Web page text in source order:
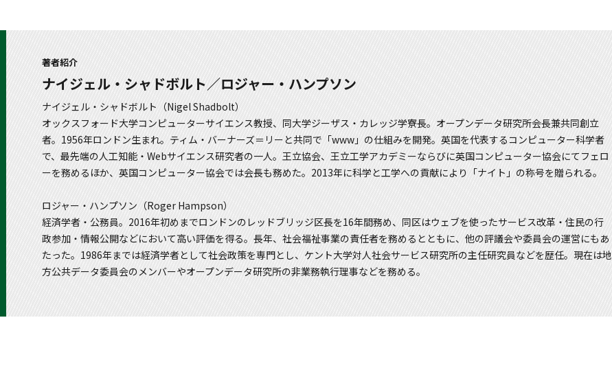
著者紹介
ナイジェル・シャドボルト／ロジャー・ハンプソン
ナイジェル・シャドボルト（Nigel Shadbolt）
オックスフォード大学コンピューターサイエンス教授、同大学ジーザス・カレッジ学寮長。オープンデータ研究所会長兼共同創立
者。1956年ロンドン生まれ。ティム・バーナーズ＝リーと共同で「www」の仕組みを開発。英国を代表するコンピューター科学者
で、最先端の人工知能・Webサイエンス研究者の一人。王立協会、王立工学アカデミーならびに英国コンピューター協会にてフェロ
ーを務めるほか、英国コンピューター協会では会長も務めた。2013年に科学と工学への貢献により「ナイト」の称号を贈られる。
ロジャー・ハンプソン（Roger Hampson）
経済学者・公務員。2016年初めまでロンドンのレッドブリッジ区長を16年間務め、同区はウェブを使ったサービス改革・住民の行
政参加・情報公開などにおいて高い評価を得る。長年、社会福祉事業の責任者を務めるとともに、他の評議会や委員会の運営にもあ
たった。1986年までは経済学者として社会政策を専門とし、ケント大学対人社会サービス研究所の主任研究員などを歴任。現在は地
方公共データ委員会のメンバーやオープンデータ研究所の非業務執行理事などを務める。